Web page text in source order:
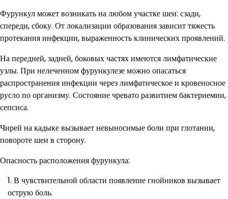
Фурункул может возникать на любом участке шеи: сзади,
спереди, сбоку. От локализации образования зависит тяжесть
протекания инфекции, выраженность клинических проявлений.
На передней, задней, боковых частях имеются лимфатические
узлы. При нелеченном фурункулезе можно опасаться
распространения инфекции через лимфатическое и кровеносное
русло по организму. Состояние чревато развитием бактериемии,
сепсиса.
Чирей на кадыке вызывает невыносимые боли при глотании,
повороте шеи в сторону.
Опасность расположения фурункула:
В чувствительной области появление гнойников вызывает
острую боль.